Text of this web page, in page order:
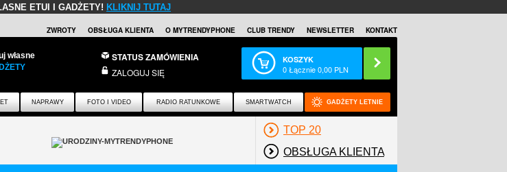
ETUI I GADŻETY! KLIKNIJ TUTAJ
ZWROTY OBSŁUGA KLIENTA O MYTRENDYPHONE CLUB TRENDY NEWSLETTER KONTAKT
własne
STATUS ZAMÓWIENIA
ZALOGUJ SIĘ
KOSZYK
0Łącznie0,00 PLN
NAPRAWY FOTO I VIDEO RADIO RATUNKOWE SMARTWATCH GADŻETY LETNIE
TOP 20
OBSŁUGA KLIENTA